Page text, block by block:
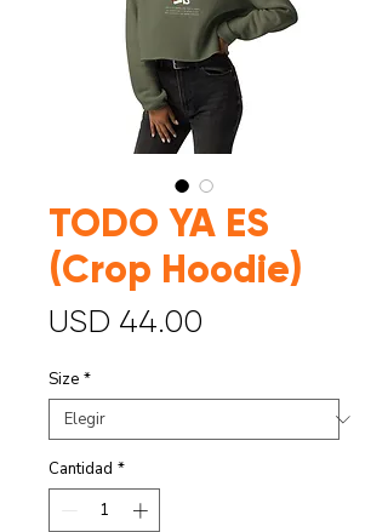
TODO YA ES
(Crop Hoodie)
USD 44.00
Size *
Cantidad *